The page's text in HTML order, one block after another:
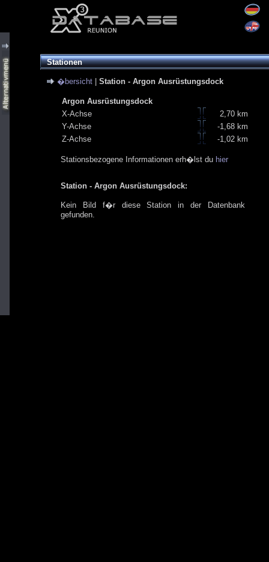
Stationen
�bersicht Station - Argon Ausrüstungsdock
Argon Ausrüstungsdock
X-Achse
2,70 km
Y-Achse
-1,68 km
Z-Achse
-1,02 km
Stationsbezogene Informationen erh�lst du hier
Station - Argon Ausrüstungsdock:
Kein Bild f�r diese Station in der Datenbank
gefunden.